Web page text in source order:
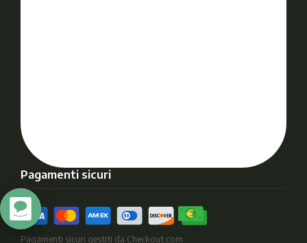
Pagamenti sicuri
Pagamenti sicuri gestiti da Checkout.com